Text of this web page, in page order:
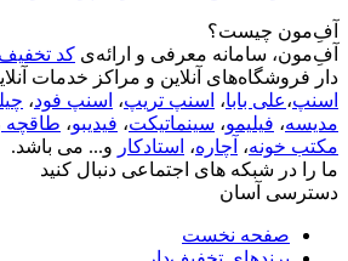
آفِ‌مون چیست؟
آفِ‌مون، سامانه معرفی و ارائه‌ی کد تخفیف
دار فروشگاه‌های آنلاین و مراکز خدمات
اسنپ،علی بابا، اسنپ تریپ، اسنپ فود،
مدیسه، فیلیمو، سینماتیکت، فیدیبو، طاقچه
مکتب خونه، آچاره، استادکار و... می باشد.
ما را در شبکه های اجتماعی دنبال کنید
دسترسی آسان
صفحه نخست